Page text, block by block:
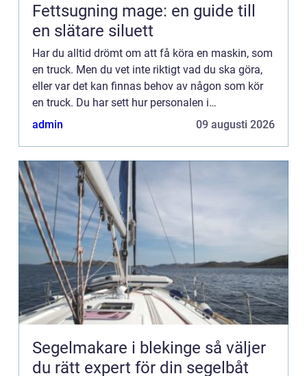
Fettsugning mage: en guide till
en slätare siluett
Har du alltid drömt om att få köra en maskin, som
en truck. Men du vet inte riktigt vad du ska göra,
eller var det kan finnas behov av någon som kör
en truck. Du har sett hur personalen i
matvarubutikerna kommer dragandes på el-
admin 09 augusti 2026
Segelmakare i blekinge så väljer
du rätt expert för din segelbåt